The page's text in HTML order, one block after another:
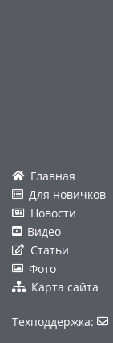
Главная
Для новичков
Новости
Видео
Статьи
Фото
Карта сайта
Техподдержка: